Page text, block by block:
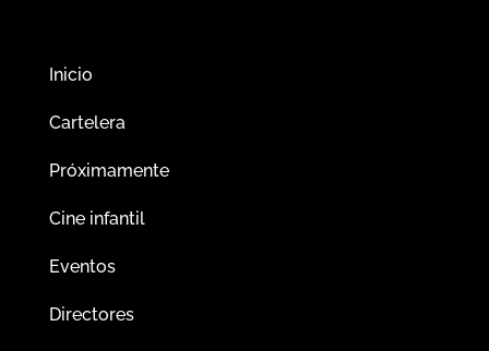
Inicio
Cartelera
Próximamente
Cine infantil
Eventos
Directores